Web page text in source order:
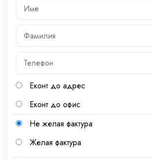
Еконт до адрес
Еконт до офис
Не желая фактура
Желая фактура